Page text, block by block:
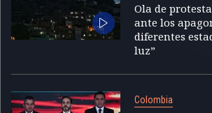
Ola de
ante los
diferentes
luz”
Colombia